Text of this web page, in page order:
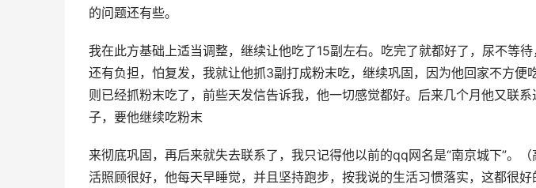
的问题还有些。
我在此方基础上适当调整，继续让他吃了15副左右。吃完了就都好了，尿不等
还有负担，怕复发，我就让他抓3副打成粉末吃，继续巩固，因为他回家不方便
则已经抓粉末吃了，前些天发信告诉我，他一切感觉都好。后来几个月他又联
子，要他继续吃粉末
来彻底巩固，再后来就失去联系了，我只记得他以前的qq网名是“南京城下”。
活照顾很好，他每天早睡觉，并且坚持跑步，按我说的生活习惯落实，这都很好